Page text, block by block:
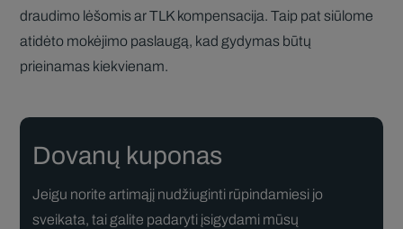
draudimo lėšomis ar TLK kompensacija. Taip pat siūlome
atidėto mokėjimo paslaugą, kad gydymas būtų
prieinamas kiekvienam.
Dovanų kuponas
Jeigu norite artimąjį nudžiuginti rūpindamiesi jo
sveikata, tai galite padaryti įsigydami mūsų